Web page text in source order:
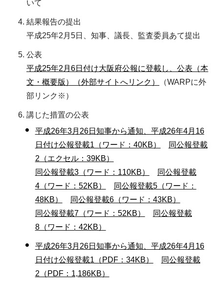
いて
結果報告の提出
平成25年2月5日、知事、議長、監査委員あて提出
公表
平成25年2月6日付け大阪府公報に登載し、公表（本
文・概要版）（外部サイトへリンク）
（WARPに外
部リンク※）
講じた措置の公表
平成26年3月26日知事から通知、平成26年4月16
日付け公報登載1（ワード：40KB）
同公報登載
2（エクセル：39KB）
同公報登載3（ワード：110KB）
同公報登載
4（ワード：52KB）
同公報登載5（ワード：
48KB）
同公報登載6（ワード：43KB）
同公報登載7（ワード：52KB）
同公報登載
8（ワード：42KB）
平成26年3月26日知事から通知、平成26年4月16
日付け公報登載1（PDF：34KB）
同公報登載
2（PDF：1,186KB）